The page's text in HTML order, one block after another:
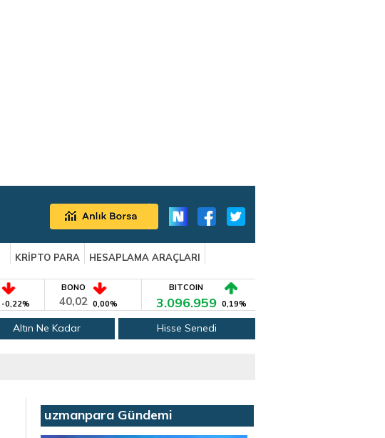
KRİPTO PARA
HESAPLAMA ARAÇLARI
-0,22%
BONO
40,02 0,00%
BITCOIN
3.096.959 0,19%
Altın Ne Kadar Hisse Senedi
uzmanpara Gündemi